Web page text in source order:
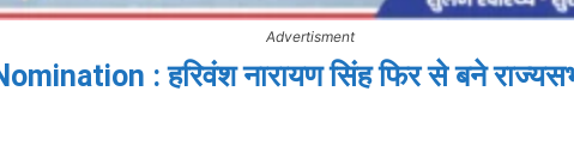
Advertisment
: हरिवंश नारायण सिंह फिर से बने